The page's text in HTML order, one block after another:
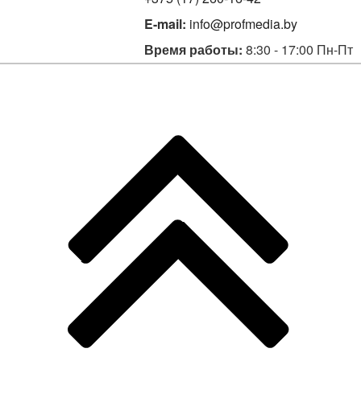
E-mail: info@profmedia.by
Время работы: 8:30 - 17:00 Пн-Пт